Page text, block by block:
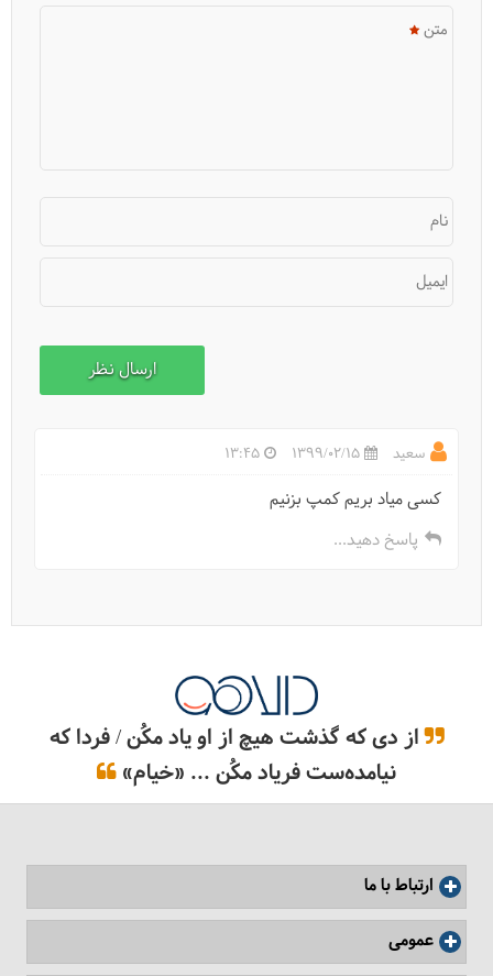
چطور دمای کیسه خواب را تنظیم کنیم؟
متن
نام
ایمیل
سعید 1399/02/15
13:45
کسی میاد بریم کمپ بزنیم
پاسخ دهید...
از دی که گذشت هیچ از او یاد مکُن / فردا که
نیامده‌ست فریاد مکُن ... «خیام»
ارتباط با ما
عمومی